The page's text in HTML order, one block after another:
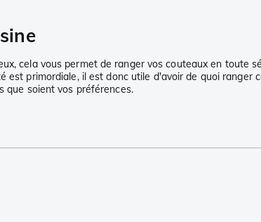
cela vous permet de ranger vos couteaux en toute
primordiale, il est donc utile d'avoir de quoi ranger
que soient vos préférences.